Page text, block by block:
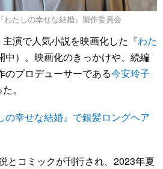
わたしの幸せな結婚』製作委員会
主演で人気小説を映画化した『わた
中）。映画化のきっかけや、続編
のプロデューサーである今安玲子
。
の幸せな結婚』で銀髪ロングヘア
とコミックが刊行され、2023年夏